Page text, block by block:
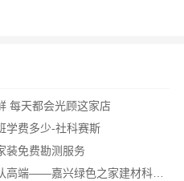
每天都会光顾这家店
学费多少-社科赛斯
装免费勘测服务
同城知名室内设计团队高端——嘉兴绿色之家建材科技有限公司